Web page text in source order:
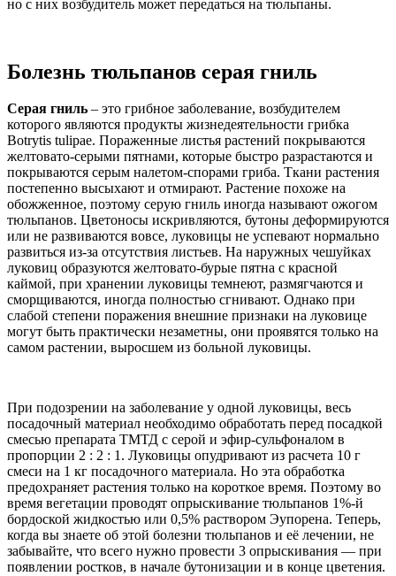
но с них возбудитель может передаться на тюльпаны.
Болезнь тюльпанов серая гниль
Серая гниль – это грибное заболевание, возбудителем
которого являются продукты жизнедеятельности грибка
Botrytis tulipae. Пораженные листья растений покрываются
желтовато-серыми пятнами, которые быстро разрастаются и
покрываются серым налетом-спорами гриба. Ткани растения
постепенно высыхают и отмирают. Растение похоже на
обожженное, поэтому серую гниль иногда называют ожогом
тюльпанов. Цветоносы искривляются, бутоны деформируются
или не развиваются вовсе, луковицы не успевают нормально
развиться из-за отсутствия листьев. На наружных чешуйках
луковиц образуются желтовато-бурые пятна с красной
каймой, при хранении луковицы темнеют, размягчаются и
сморщиваются, иногда полностью сгнивают. Однако при
слабой степени поражения внешние признаки на луковице
могут быть практически незаметны, они проявятся только на
самом растении, выросшем из больной луковицы.
При подозрении на заболевание у одной луковицы, весь
посадочный материал необходимо обработать перед посадкой
смесью препарата ТМТД с серой и эфир-сульфоналом в
пропорции 2 : 2 : 1. Луковицы опудривают из расчета 10 г
смеси на 1 кг посадочного материала. Но эта обработка
предохраняет растения только на короткое время. Поэтому во
время вегетации проводят опрыскивание тюльпанов 1%-й
бордоской жидкостью или 0,5% раствором Эупорена. Теперь,
когда вы знаете об этой болезни тюльпанов и её лечении, не
забывайте, что всего нужно провести 3 опрыскивания — при
появлении ростков, в начале бутонизации и в конце цветения.